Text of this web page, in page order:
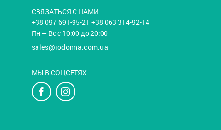
СВЯЗАТЬСЯ С НАМИ
+38 097 691-95-21 +38 063 314-92-14
Пн — Вс с 10:00 до 20:00
sales@iodonna.com.ua
МЫ В СОЦСЕТЯХ